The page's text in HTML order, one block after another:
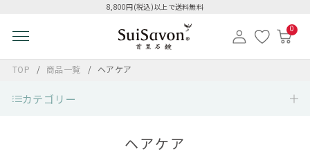
8,800円(税込)以上で送料無料
0
TOP 商品一覧 ヘアケア
カテゴリー
ヘアケア